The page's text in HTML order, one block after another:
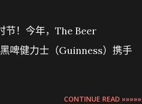
节！今年，The Beer
啤健力士（Guinness）携手
CONTINUE READ »»»»»